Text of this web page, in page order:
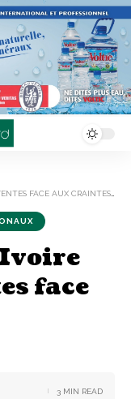
AUX CRAINTES CLIMATIQUES
face
3 MIN READ